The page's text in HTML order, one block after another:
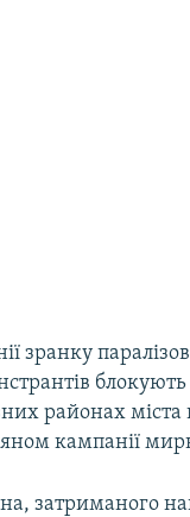
зранку
районах
кампанії
затриманого